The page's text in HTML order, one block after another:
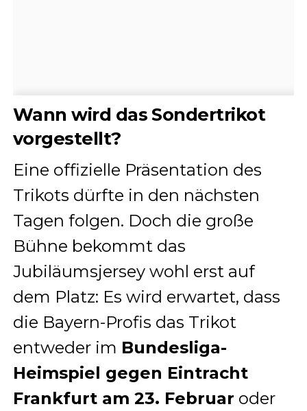
Wann wird das Sondertrikot
vorgestellt?
Eine offizielle Präsentation des
Trikots dürfte in den nächsten
Tagen folgen. Doch die große
Bühne bekommt das
Jubiläumsjersey wohl erst auf
dem Platz: Es wird erwartet, dass
die Bayern-Profis das Trikot
entweder im Bundesliga-
Heimspiel gegen Eintracht
Frankfurt am 23. Februar oder